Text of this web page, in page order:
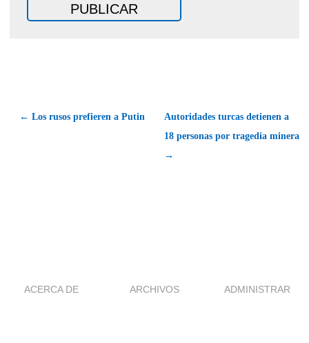
← Los rusos prefieren a Putin
Autoridades turcas detienen a
18 personas por tragedia minera
→
ACERCA DE ARCHIVOS ADMINISTRAR